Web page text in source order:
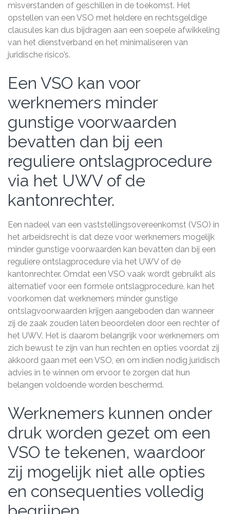
misverstanden of geschillen in de toekomst. Het
opstellen van een VSO met heldere en rechtsgeldige
clausules kan dus bijdragen aan een soepele afwikkeling
van het dienstverband en het minimaliseren van
juridische risico’s.
Een VSO kan voor
werknemers minder
gunstige voorwaarden
bevatten dan bij een
reguliere ontslagprocedure
via het UWV of de
kantonrechter.
Een nadeel van een vaststellingsovereenkomst (VSO) in
het arbeidsrecht is dat deze voor werknemers mogelijk
minder gunstige voorwaarden kan bevatten dan bij een
reguliere ontslagprocedure via het UWV of de
kantonrechter. Omdat een VSO vaak wordt gebruikt als
alternatief voor een formele ontslagprocedure, kan het
voorkomen dat werknemers minder gunstige
ontslagvoorwaarden krijgen aangeboden dan wanneer
zij de zaak zouden laten beoordelen door een rechter of
het UWV. Het is daarom belangrijk voor werknemers om
zich bewust te zijn van hun rechten en opties voordat zij
akkoord gaan met een VSO, en om indien nodig juridisch
advies in te winnen om ervoor te zorgen dat hun
belangen voldoende worden beschermd.
Werknemers kunnen onder
druk worden gezet om een
VSO te tekenen, waardoor
zij mogelijk niet alle opties
en consequenties volledig